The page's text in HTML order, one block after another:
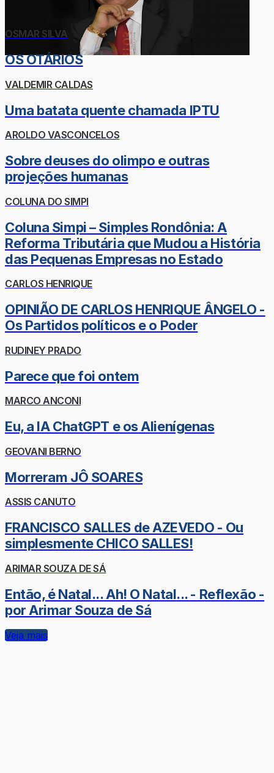
OSMAR SILVA
OS OTÁRIOS
VALDEMIR CALDAS
Uma batata quente chamada IPTU
AROLDO VASCONCELOS
Sobre deuses do olimpo e outras
projeções humanas
COLUNA DO SIMPI
Coluna Simpi – Simples Rondônia: A
Reforma Tributária que Mudou a História
das Pequenas Empresas no Estado
CARLOS HENRIQUE
OPINIÃO DE CARLOS HENRIQUE ÂNGELO -
Os Partidos políticos e o Poder
RUDINEY PRADO
Parece que foi ontem
MARCO ANCONI
Eu, a IA ChatGPT e os Alienígenas
GEOVANI BERNO
Morreram JÔ SOARES
ASSIS CANUTO
FRANCISCO SALLES de AZEVEDO - Ou
simplesmente CHICO SALLES!
ARIMAR SOUZA DE SÁ
Então, é Natal... Ah! O Natal... - Reflexão -
por Arimar Souza de Sá
Veja mais